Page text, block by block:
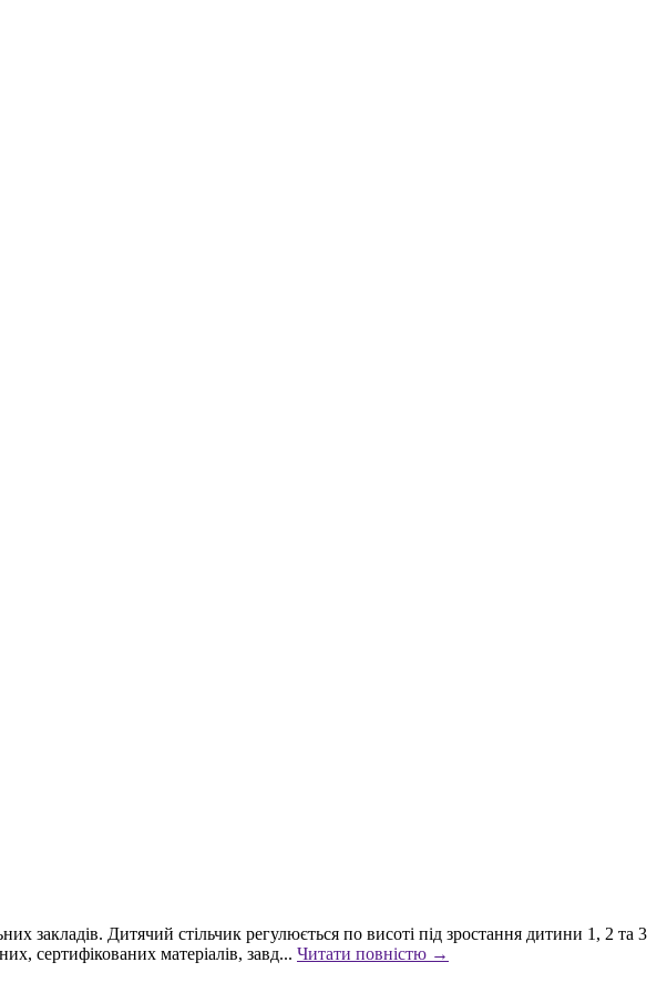
Дитячий стільчик регулюється по висоті під зростання дитини 1, 2 та 3
сертифікованих матеріалів, завд... Читати повністю →